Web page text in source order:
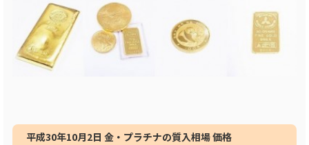
平成30年10月2日 金・プラチナの質入相場 価格